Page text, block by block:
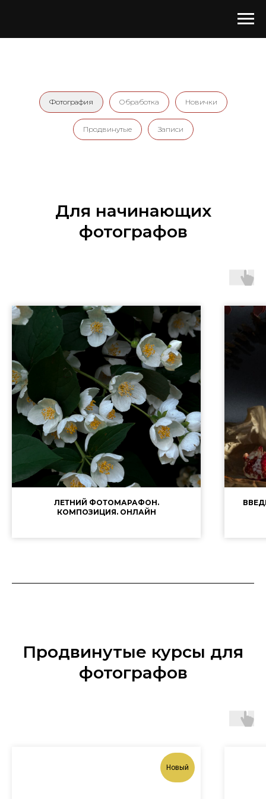
Фотография Обработка Новички
Продвинутые Записи
Для начинающих
фотографов
ЛЕТНИЙ ФОТОМАРАФОН.
КОМПОЗИЦИЯ. ОНЛАЙН
Продвинутые курсы для
фотографов
Новый